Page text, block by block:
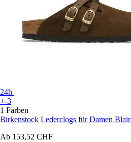
24h
+-3
1 Farben
Birkenstock Lederclogs für Damen Blair
Ab 153,52 CHF